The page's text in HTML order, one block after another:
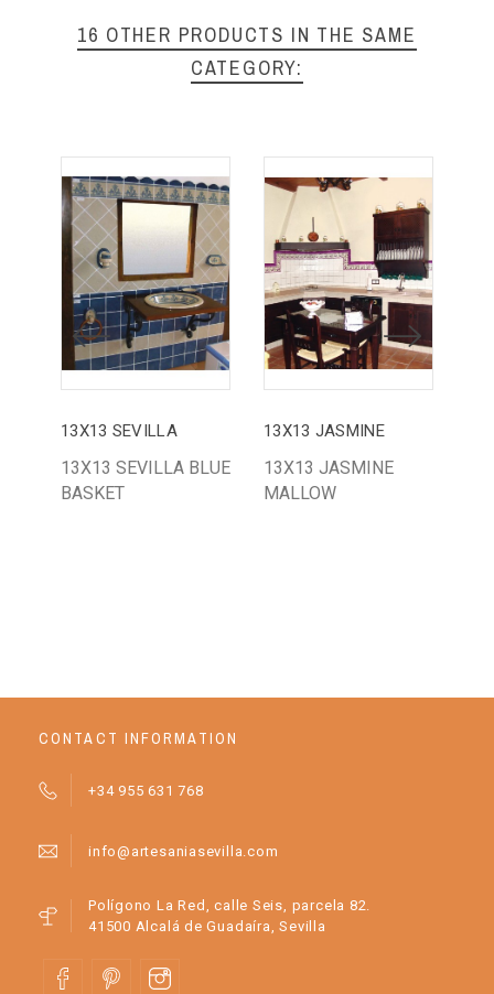
16 OTHER PRODUCTS IN THE SAME
CATEGORY:
13X13 SEVILLA
13X13 SEVILLA BLUE
BASKET
13X13 JASMINE
13X13 JASMINE
MALLOW
CONTACT INFORMATION
+34 955 631 768
info@artesaniasevilla.com
Polígono La Red, calle Seis, parcela 82.
41500 Alcalá de Guadaíra, Sevilla